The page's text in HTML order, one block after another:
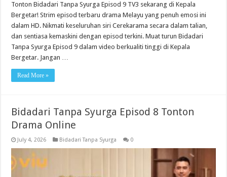
Tonton Bidadari Tanpa Syurga Episod 9 TV3 sekarang di Kepala
Bergetar! Strim episod terbaru drama Melayu yang penuh emosi ini
dalam HD. Nikmati keseluruhan siri Cerekarama secara dalam talian,
dan sentiasa kemaskini dengan episod terkini. Muat turun Bidadari
Tanpa Syurga Episod 9 dalam video berkualiti tinggi di Kepala
Bergetar. Jangan …
Read More »
Bidadari Tanpa Syurga Episod 8 Tonton
Drama Online
July 4, 2026 Bidadari Tanpa Syurga 0